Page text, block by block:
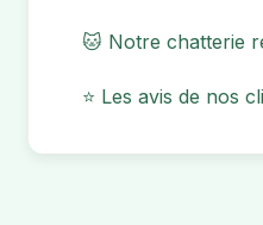
🐱 Notre chatterie
⭐ Les avis de nos